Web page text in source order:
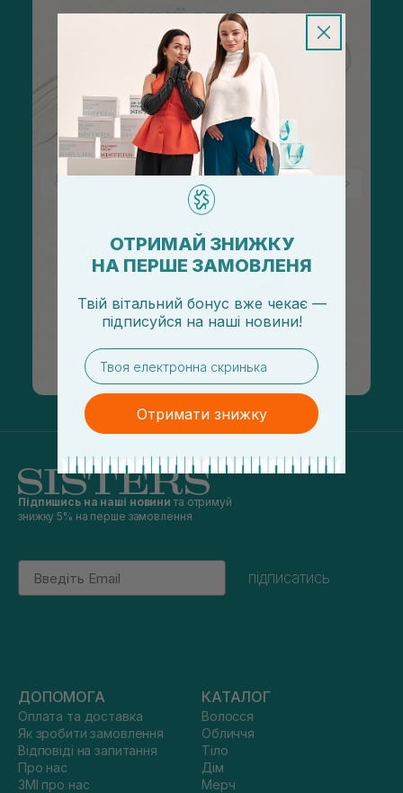
Підпишись на наші новини та отримуй
знижку 5% на перше замовлення
Email
підписатись
ДОПОМОГА
Оплата та доставка
Як зробити замовлення
Відповіді на запитання
Про нас
ЗМІ про нас
КАТАЛОГ
Волосся
Обличчя
Тіло
Дім
Мерч
ОТРИМАЙ ЗНИЖКУ
НА ПЕРШЕ ЗАМОВЛЕНЯ
Твій вітальний бонус вже чекає —
підписуйся на наші новини!
email
Отримати знижку